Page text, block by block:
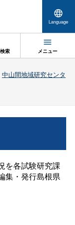
Language
索 メニュー
中山間地域研究センタ
を各試験研究課
集・発行島根県